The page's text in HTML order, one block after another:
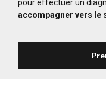
pour effectuer un
accompagner vers le